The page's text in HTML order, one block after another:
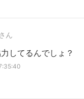
ん
してるんでしょ？